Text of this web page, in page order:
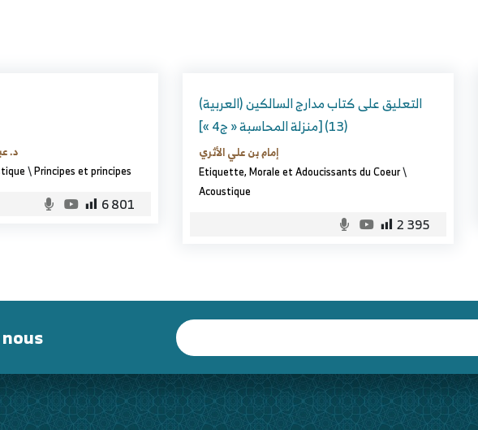
د.
\Principes et principes
6 801
(العربية) التعليق على كتاب مدارج السالكين
(13) [منزلة المحاسبة « ج4 »]
إمام بن علي الأثري
Etiquette, Morale et Adoucissants du Coeur\
Acoustique
2 395